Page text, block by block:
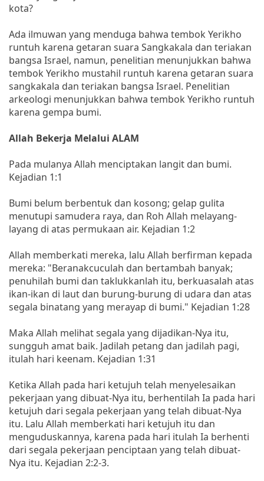
kota?
Ada ilmuwan yang menduga bahwa tembok Yerikho
runtuh karena getaran suara Sangkakala dan teriakan
bangsa Israel, namun, penelitian menunjukkan bahwa
tembok Yerikho mustahil runtuh karena getaran suara
sangkakala dan teriakan bangsa Israel. Penelitian
arkeologi menunjukkan bahwa tembok Yerikho runtuh
karena gempa bumi.
Allah Bekerja Melalui ALAM
Pada mulanya Allah menciptakan langit dan bumi.
Kejadian 1:1
Bumi belum berbentuk dan kosong; gelap gulita
menutupi samudera raya, dan Roh Allah melayang-
layang di atas permukaan air. Kejadian 1:2
Allah memberkati mereka, lalu Allah berfirman kepada
mereka: "Beranakcuculah dan bertambah banyak;
penuhilah bumi dan taklukkanlah itu, berkuasalah atas
ikan-ikan di laut dan burung-burung di udara dan atas
segala binatang yang merayap di bumi." Kejadian 1:28
Maka Allah melihat segala yang dijadikan-Nya itu,
sungguh amat baik. Jadilah petang dan jadilah pagi,
itulah hari keenam. Kejadian 1:31
Ketika Allah pada hari ketujuh telah menyelesaikan
pekerjaan yang dibuat-Nya itu, berhentilah Ia pada hari
ketujuh dari segala pekerjaan yang telah dibuat-Nya
itu. Lalu Allah memberkati hari ketujuh itu dan
menguduskannya, karena pada hari itulah Ia berhenti
dari segala pekerjaan penciptaan yang telah dibuat-
Nya itu. Kejadian 2:2-3.